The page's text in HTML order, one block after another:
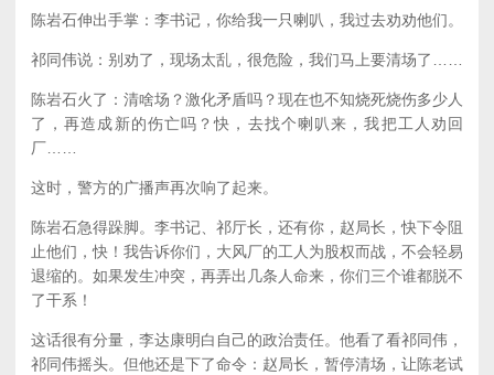
陈岩石伸出手掌：李书记，你给我一只喇叭，我过去劝劝他们。
祁同伟说：别劝了，现场太乱，很危险，我们马上要清场了……
陈岩石火了：清啥场？激化矛盾吗？现在也不知烧死烧伤多少人
了，再造成新的伤亡吗？快，去找个喇叭来，我把工人劝回
厂……
这时，警方的广播声再次响了起来。
陈岩石急得跺脚。李书记、祁厅长，还有你，赵局长，快下令阻
止他们，快！我告诉你们，大风厂的工人为股权而战，不会轻易
退缩的。如果发生冲突，再弄出几条人命来，你们三个谁都脱不
了干系！
这话很有分量，李达康明白自己的政治责任。他看了看祁同伟，
祁同伟摇头。但他还是下了命令：赵局长，暂停清场，让陈老试